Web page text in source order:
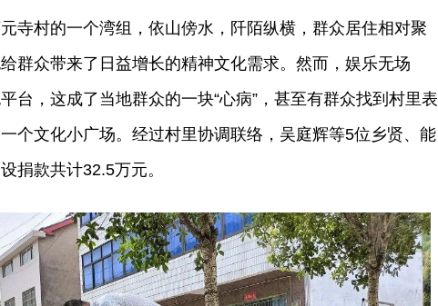
寺村的一个湾组，依山傍水，阡陌纵横，群众居住相对聚
群众带来了日益增长的精神文化需求。然而，娱乐无场
台，这成了当地群众的一块“心病”，甚至有群众找到村里表
个文化小广场。经过村里协调联络，吴庭辉等5位乡贤、能
捐款共计32.5万元。